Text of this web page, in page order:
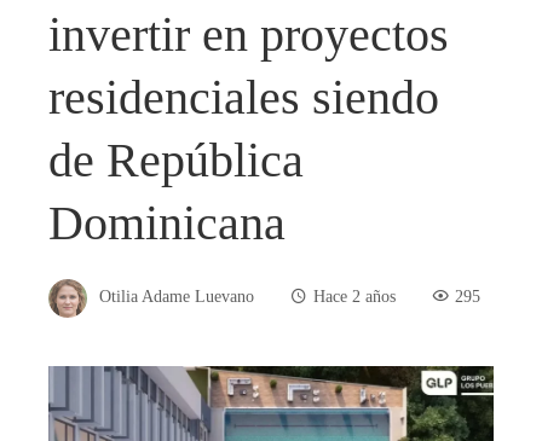
invertir en proyectos
residenciales siendo
de República
Dominicana
Otilia Adame Luevano Hace 2 años 295